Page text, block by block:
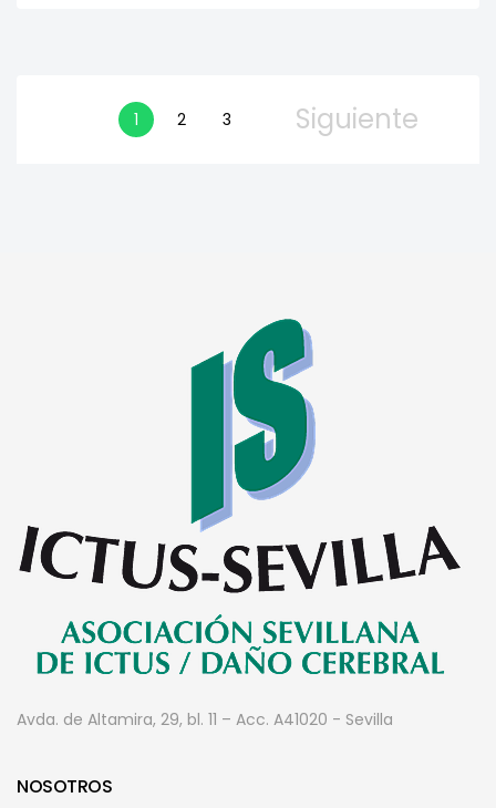
1 2 3 Siguiente
Avda. de Altamira, 29, bl. 11 – Acc. A41020 - Sevilla
NOSOTROS